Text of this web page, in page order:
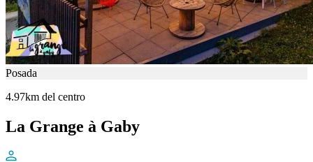
Posada
4.97km del centro
La Grange à Gaby